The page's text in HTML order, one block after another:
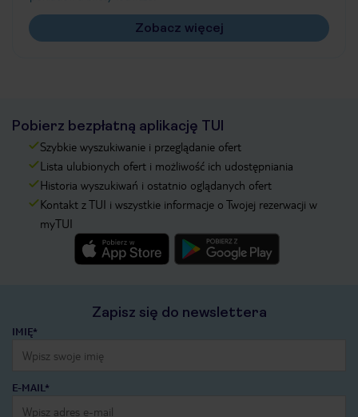
Zobacz więcej
Pobierz bezpłatną aplikację TUI
Szybkie wyszukiwanie i przeglądanie ofert
Lista ulubionych ofert i możliwość ich udostępniania
Historia wyszukiwań i ostatnio oglądanych ofert
Kontakt z TUI i wszystkie informacje o Twojej rezerwacji w
myTUI
Zapisz się do newslettera
IMIĘ*
E-MAIL*